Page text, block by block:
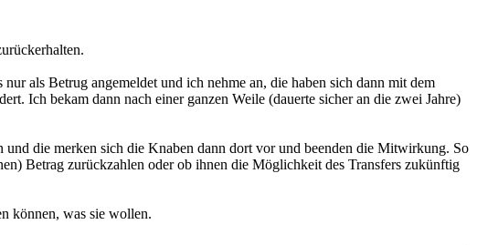
als Betrug angemeldet und ich nehme an, die haben sich dann mit dem
Ich bekam dann nach einer ganzen Weile (dauerte sicher an die zwei Jahre)
die merken sich die Knaben dann dort vor und beenden die Mitwirkung. So
Betrag zurückzahlen oder ob ihnen die Möglichkeit des Transfers zukünftig
können, was sie wollen.